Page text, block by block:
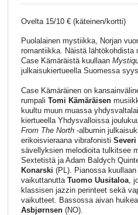
Ovelta 15/10 € (käteinen/kortti)
Puolalainen mystiikka, Norjan
romantiikka. Näistä lähtökohdista
Case Kämäräistä kuullaan
julkaisukiertueella Suomessa
Case Kämäräinen on
rumpali Tomi Kämäräisen
kuultu muun muassa
kiertueella Yhdysvalloissa
From The North-albumin
erikoisvieraana vibrafonisti
sävellyksien melodioita tulkitsee
Sextetistä ja Adam Baldych
Konarski (PL). Pianossa
vaikuttanutta Tuomo Uusitaloa,
klassisen jazzin perinteet sekä
vaikutteet. Bassossa aivan
Asbjørnsen(NO).